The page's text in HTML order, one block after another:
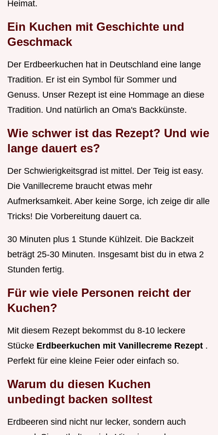
Heimat.
Ein Kuchen mit Geschichte und
Geschmack
Der Erdbeerkuchen hat in Deutschland eine lange
Tradition. Er ist ein Symbol für Sommer und
Genuss. Unser Rezept ist eine Hommage an diese
Tradition. Und natürlich an Oma's Backkünste.
Wie schwer ist das Rezept? Und wie
lange dauert es?
Der Schwierigkeitsgrad ist mittel. Der Teig ist easy.
Die Vanillecreme braucht etwas mehr
Aufmerksamkeit. Aber keine Sorge, ich zeige dir alle
Tricks! Die Vorbereitung dauert ca.
30 Minuten plus 1 Stunde Kühlzeit. Die Backzeit
beträgt 25-30 Minuten. Insgesamt bist du in etwa 2
Stunden fertig.
Für wie viele Personen reicht der
Kuchen?
Mit diesem Rezept bekommst du 8-10 leckere
Stücke Erdbeerkuchen mit Vanillecreme Rezept .
Perfekt für eine kleine Feier oder einfach so.
Warum du diesen Kuchen
unbedingt backen solltest
Erdbeeren sind nicht nur lecker, sondern auch